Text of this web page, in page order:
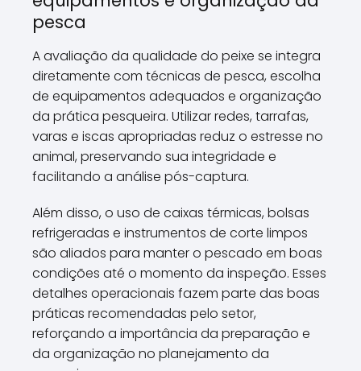
pesca
A avaliação da qualidade do peixe se integra
diretamente com técnicas de pesca, escolha
de equipamentos adequados e organização
da prática pesqueira. Utilizar redes, tarrafas,
varas e iscas apropriadas reduz o estresse no
animal, preservando sua integridade e
facilitando a análise pós-captura.
Além disso, o uso de caixas térmicas, bolsas
refrigeradas e instrumentos de corte limpos
são aliados para manter o pescado em boas
condições até o momento da inspeção. Esses
detalhes operacionais fazem parte das boas
práticas recomendadas pelo setor,
reforçando a importância da preparação e
da organização no planejamento da